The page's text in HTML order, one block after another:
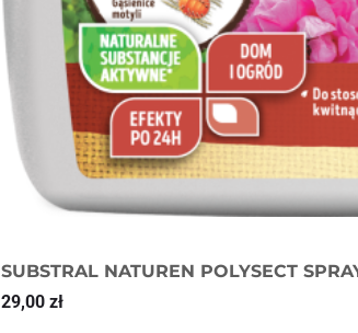
SUBSTRAL NATUREN POLYSECT
29,00 zł